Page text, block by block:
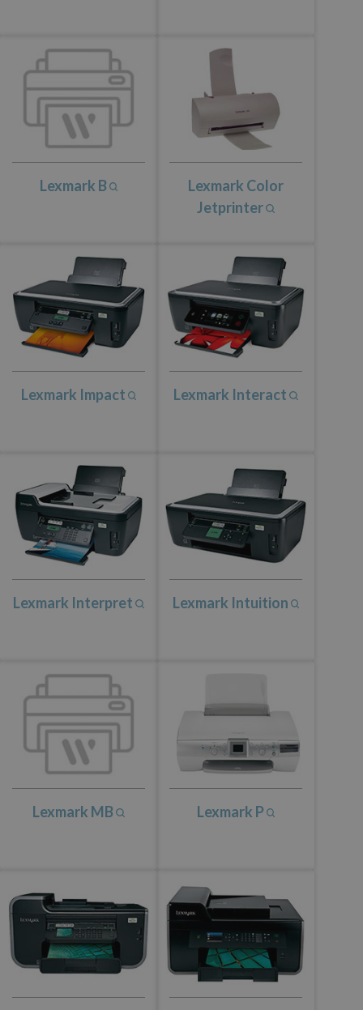
Lexmark B
Lexmark Color
Jetprinter
Lexmark Impact Lexmark Interact
Lexmark Interpret Lexmark Intuition
Lexmark MB Lexmark P